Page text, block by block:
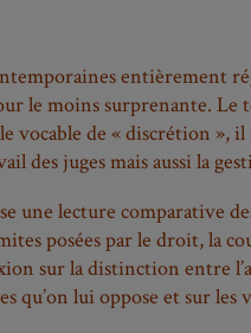
communes et privées de la
et popularité dans l’espace
et appropriation des savoirs
sociale
entièrement
le moins surprenante. Le
vocable de « discrétion »,
des juges mais aussi la
une lecture comparative
posées par le droit, la
sur la distinction entre
qu’on lui oppose et sur